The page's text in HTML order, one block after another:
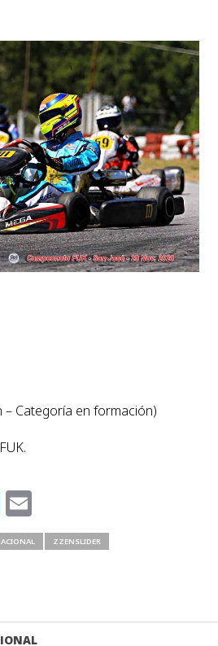
Categoría en formación)
Email
ZZENSLIDER